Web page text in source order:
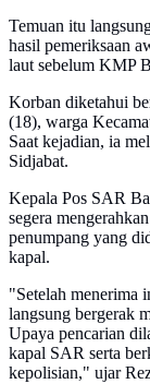
Temuan itu
hasil pemeriksaan
laut sebelum KMP
Korban diketahui
(18), warga
Saat kejadian, ia
Sidjabat.
Kepala Pos SAR
segera
penumpang yang
kapal.
"Setelah menerima
langsung bergerak
Upaya pencarian
kapal SAR serta
kepolisian," ujar